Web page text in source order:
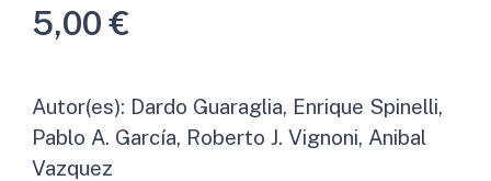
5,00€
Autor(es): Dardo Guaraglia, Enrique Spinelli,
Pablo A. García, Roberto J. Vignoni, Anibal
Vazquez